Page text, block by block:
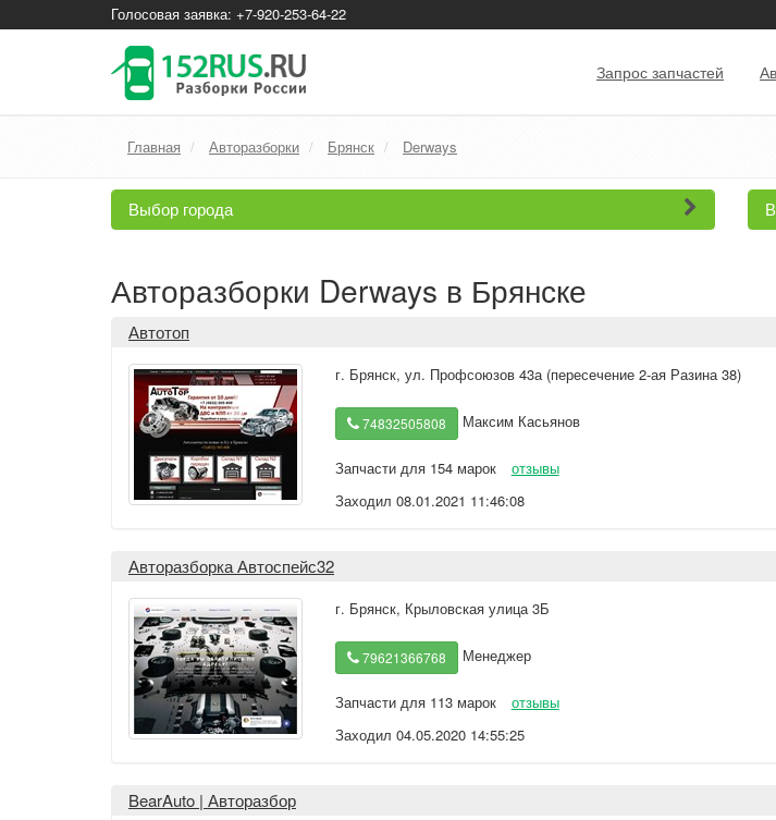
Голосовая заявка: +7-920-253-64-22
Запрос запчастей
Главная Авторазборки Брянск Derways
Выбор города
Авторазборки Derways в Брянске
Автотоп
г. Брянск, ул. Профсоюзов 43а (пересечение 2-ая Разина 38)
74832505808 Максим Касьянов
Запчасти для 154 марок
отзывы
Заходил 08.01.2021 11:46:08
Авторазборка Автоспейс32
г. Брянск, Крыловская улица 3Б
79621366768 Менеджер
Запчасти для 113 марок
отзывы
Заходил 04.05.2020 14:55:25
BearAuto | Авторазбор